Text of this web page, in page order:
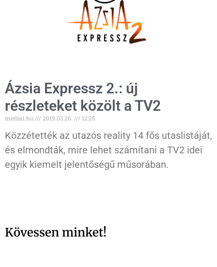
Ázsia Expressz 2.: új
részleteket közölt a TV2
media1.hu 2019.03.26. 12:25
Közzétették az utazós reality 14 fős utaslistáját,
és elmondták, mire lehet számítani a TV2 idei
egyik kiemelt jelentőségű műsorában.
Kövessen minket!